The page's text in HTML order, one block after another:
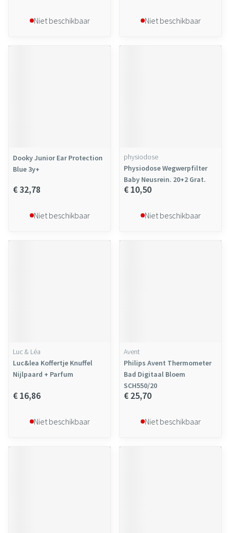
Niet beschikbaar Niet beschikbaar
Dooky Junior Ear Protection
Blue 3y+
€ 32,78
Niet beschikbaar
physiodose
Physiodose Wegwerpfilter
Baby Neusrein. 20+2 Grat.
€ 10,50
Niet beschikbaar
Luc & Léa
Luc&lea Koffertje Knuffel
Nijlpaard + Parfum
€ 16,86
Niet beschikbaar
Avent
Philips Avent Thermometer
Bad Digitaal Bloem
SCH550/20
€ 25,70
Niet beschikbaar